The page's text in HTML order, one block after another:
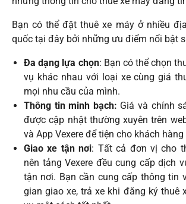
Bạn có thể đặt thuê xe máy ở nhiều
quốc tại đây bởi những ưu điểm nổi bật
Đa dạng lựa chọn: Bạn có thể chọn
vụ khác nhau với loại xe cùng giá
mọi nhu cầu của mình.
Thông tin minh bạch: Giá và chính
được cập nhật thường xuyên trên
và App Vexere để tiện cho khách
Giao xe tận nơi: Tất cả đơn vị cho
nên tảng Vexere đều cung cấp dịch
tận nơi. Bạn cần cung cấp thông tin
gian giao xe, trả xe khi đăng ký thuê